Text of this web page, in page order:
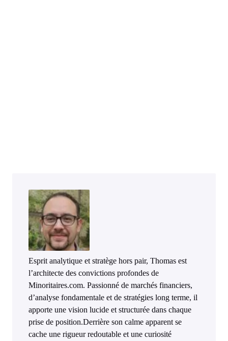
Esprit analytique et stratège hors pair, Thomas est
l’architecte des convictions profondes de
Minoritaires.com. Passionné de marchés financiers,
d’analyse fondamentale et de stratégies long terme, il
apporte une vision lucide et structurée dans chaque
prise de position.Derrière son calme apparent se
cache une rigueur redoutable et une curiosité